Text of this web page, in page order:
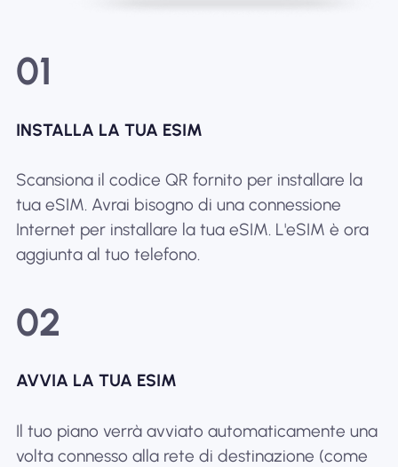
01
INSTALLA LA TUA ESIM
Scansiona il codice QR fornito per installare la
tua eSIM. Avrai bisogno di una connessione
Internet per installare la tua eSIM. L'eSIM è ora
aggiunta al tuo telefono.
02
AVVIA LA TUA ESIM
Il tuo piano verrà avviato automaticamente una
volta connesso alla rete di destinazione (come